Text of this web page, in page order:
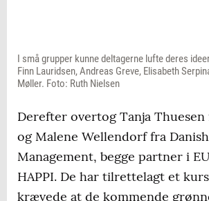
I små grupper kunne deltagerne lufte deres
Finn Lauridsen, Andreas Greve, Elisabeth
Møller. Foto: Ruth Nielsen
Derefter overtog Tanja Thuesen
og Malene Wellendorf fra
Management, begge partner i
HAPPI. De har tilrettelagt et
krævede at de kommende